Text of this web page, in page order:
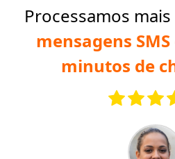
Processamos
mensagens
minutos de